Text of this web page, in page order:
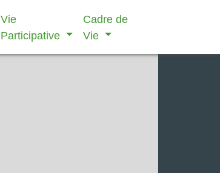
Vie
Participative
Cadre de
Vie